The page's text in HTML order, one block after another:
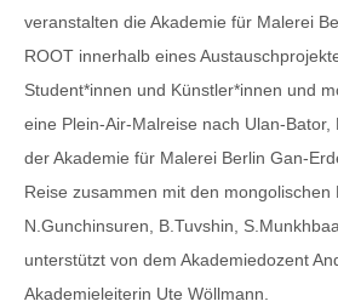
veranstalten die Akademie für Malerei
ROOT innerhalb eines
Student*innen und Künstler*innen und
eine Plein-Air-Malreise nach Ulan-
der Akademie für Malerei Berlin Gan-
Reise zusammen mit den mongolischen
N.Gunchinsuren, B.Tuvshin,
unterstützt von dem Akademiedozent
Akademieleiterin Ute Wöllmann.